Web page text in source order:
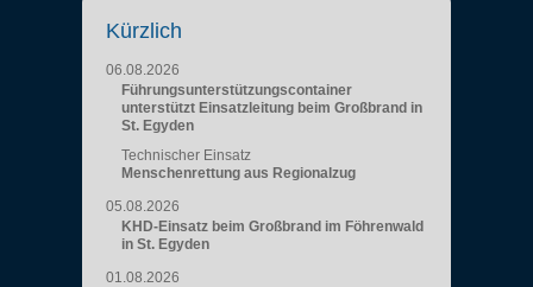
Kürzlich
06.08.2026
Führungsunterstützungscontainer
unterstützt Einsatzleitung beim Großbrand in
St. Egyden
Technischer Einsatz
Menschenrettung aus Regionalzug
05.08.2026
KHD-Einsatz beim Großbrand im Föhrenwald
in St. Egyden
01.08.2026